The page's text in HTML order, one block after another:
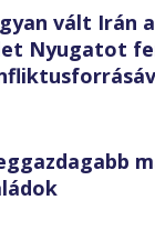
vált Irán
Nyugatot